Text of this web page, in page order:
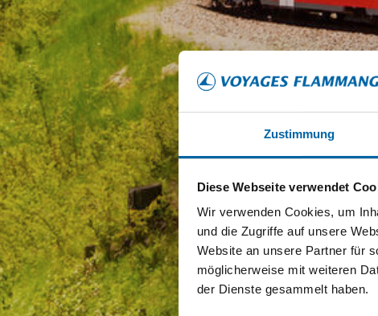
Zustimmung
Diese Webseite verwendet
Wir verwenden Cookies, um
und die Zugriffe auf unsere
Website an unsere Partner für
möglicherweise mit weiteren
der Dienste gesammelt haben.